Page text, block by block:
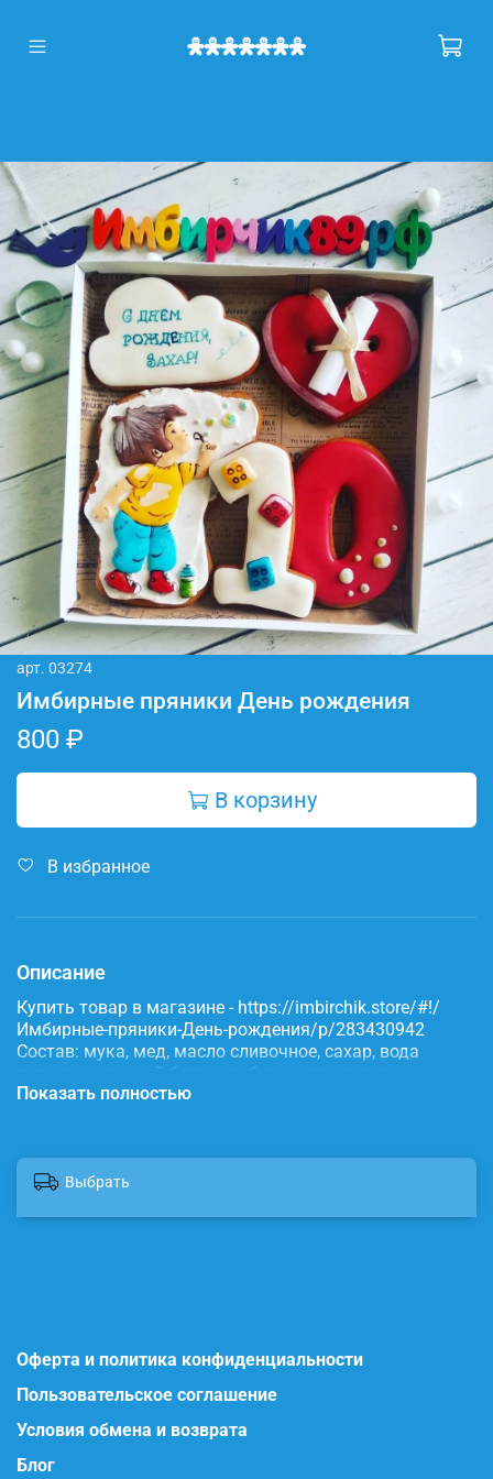
арт. 03274
Имбирные пряники День рождения
800 ₽
В корзину
В избранное
Описание
Купить товар в магазине - https://imbirchik.store/#!/
Имбирные-пряники-День-рождения/p/283430942
Состав: мука, мед, масло сливочное, сахар, вода
питьевая, яичный белок, имбирь, корица, сода,
пищевые красители.
Показать полностью
Выбрать
Оферта и политика конфиденциальности
Пользовательское соглашение
Условия обмена и возврата
Блог